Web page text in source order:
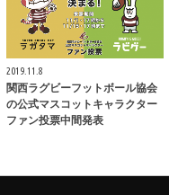
2019.11.8
関西ラグビーフットボール協会
の公式マスコットキャラクター
ファン投票中間発表